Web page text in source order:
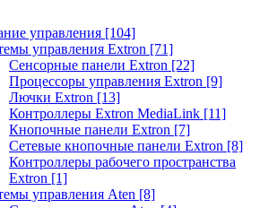
управления [104]
управления Extron [71]
Сенсорные панели Extron [22]
Процессоры управления Extron [9]
Лючки Extron [13]
Контроллеры Extron MediaLink [11]
Кнопочные панели Extron [7]
Сетевые кнопочные панели Extron [8]
Контроллеры рабочего пространства
Extron [1]
управления Aten [8]